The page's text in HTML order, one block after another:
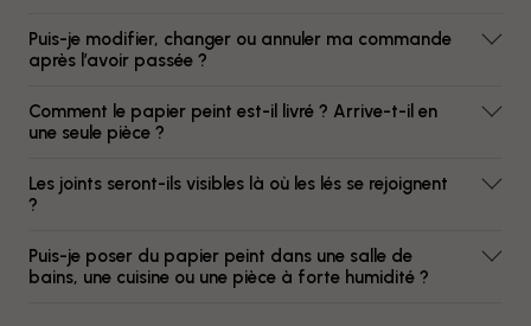
Puis-je modifier, changer ou annuler ma commande
après l’avoir passée ?
Comment le papier peint est-il livré ? Arrive-t-il en
une seule pièce ?
Les joints seront-ils visibles là où les lés se rejoignent
?
Puis-je poser du papier peint dans une salle de
bains, une cuisine ou une pièce à forte humidité ?